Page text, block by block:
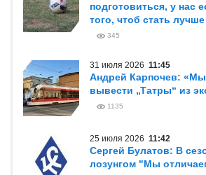
подготовиться, у нас
того, чтоб стать лучше
345
31 июля 2026 11:45
Андрей Карпочев:
вывести „Татры“ из
1135
25 июля 2026 11:42
Сергей Булатов: В
лозунгом "Мы